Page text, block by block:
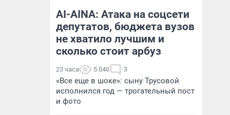
AI-AINA: Атака на соцсети
депутатов, бюджета вузов
не хватило лучшим и
сколько стоит арбуз
23 часа 5 040 3
«Все еще в шоке»: сыну Трусовой
исполнился год — трогательный пост
и фото